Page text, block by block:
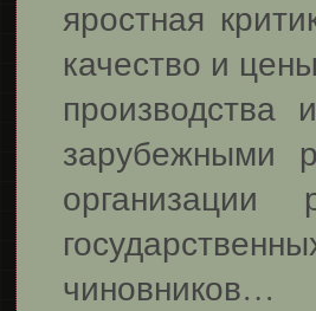
яростная
качество и
зарубежными
чиновников…